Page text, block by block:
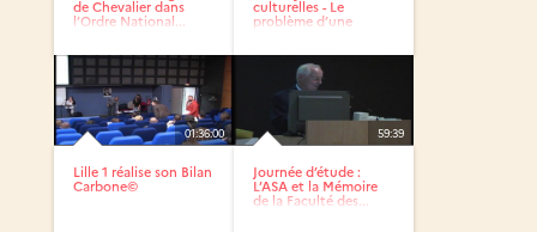
de Chevalier dans
l’Ordre National...
culturelles - Le
problème d’une
01:36:00
Lille 1 réalise son Bilan
Carbone©
59:39
Journée d’étude :
L’ASA et la Mémoire
de la Faculté des...